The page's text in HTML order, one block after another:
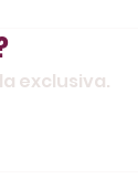
exclusiva.